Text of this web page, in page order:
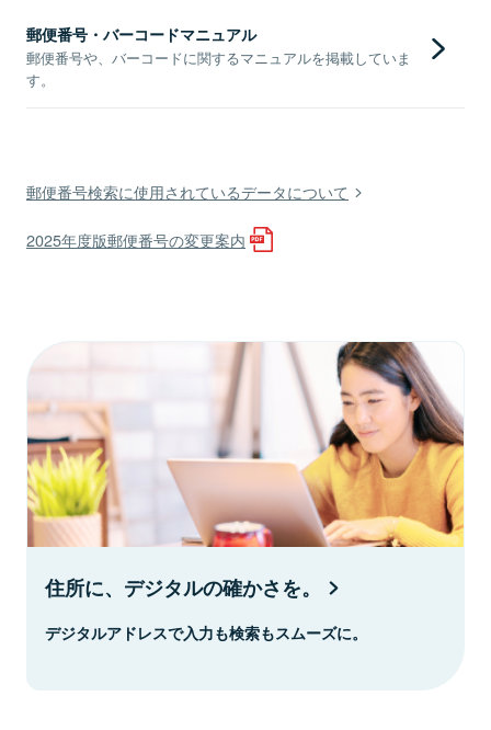
郵便番号・バーコードマニュアル
郵便番号や、バーコードに関するマニュアルを掲載していま
す。
郵便番号検索に使用されているデータについて
2025年度版郵便番号の変更案内
住所に、デジタルの確かさを。
デジタルアドレスで入力も検索もスムーズに。